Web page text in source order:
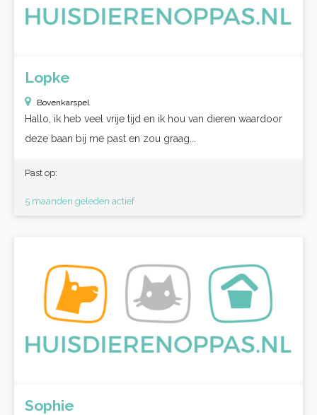
Lopke
Bovenkarspel
Hallo, ik heb veel vrije tijd en ik hou van dieren waardoor
deze baan bij me past en zou graag...
Past op:
5 maanden geleden actief
Sophie